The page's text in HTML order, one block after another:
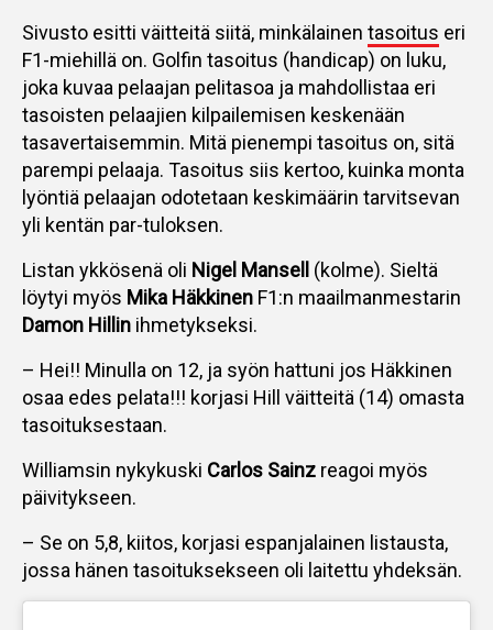
Sivusto esitti väitteitä siitä, minkälainen tasoitus eri
F1-miehillä on. Golfin tasoitus (handicap) on luku,
joka kuvaa pelaajan pelitasoa ja mahdollistaa eri
tasoisten pelaajien kilpailemisen keskenään
tasavertaisemmin. Mitä pienempi tasoitus on, sitä
parempi pelaaja. Tasoitus siis kertoo, kuinka monta
lyöntiä pelaajan odotetaan keskimäärin tarvitsevan
yli kentän par-tuloksen.
Listan ykkösenä oli Nigel Mansell
(kolme). Sieltä
löytyi myös Mika Häkkinen F1:n maailmanmestarin
Damon Hillin ihmetykseksi.
– Hei!! Minulla on 12, ja syön hattuni jos Häkkinen
osaa edes pelata!!! korjasi Hill väitteitä (14) omasta
tasoituksestaan.
Williamsin nykykuski Carlos Sainz reagoi myös
päivitykseen.
– Se on 5,8, kiitos, korjasi espanjalainen listausta,
jossa hänen tasoituksekseen oli laitettu yhdeksän.